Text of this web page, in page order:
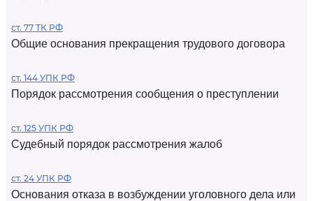
ст. 77 ТК РФ
Общие основания прекращения трудового договора
ст. 144 УПК РФ
Порядок рассмотрения сообщения о преступлении
ст. 125 УПК РФ
Судебный порядок рассмотрения жалоб
ст. 24 УПК РФ
Основания отказа в возбуждении уголовного дела или